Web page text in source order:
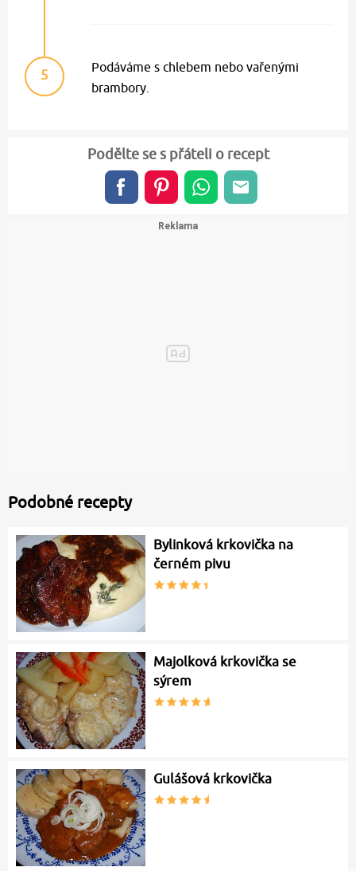
5
Podáváme s chlebem nebo vařenými
brambory.
Podělte se s přáteli o recept
Podobné recepty
Bylinková krkovička na
černém pivu
Majolková krkovička se
sýrem
Gulášová krkovička